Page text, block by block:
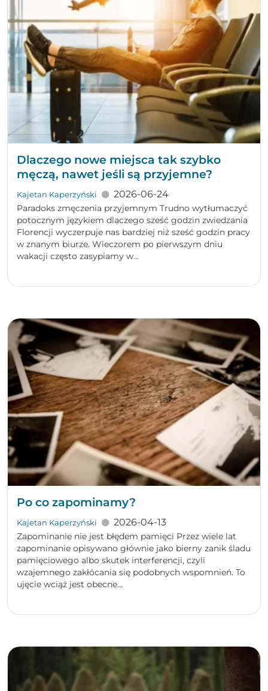
Dlaczego nowe miejsca tak szybko
męczą, nawet jeśli są przyjemne?
Kajetan Kaperzyński 2026-06-24
Paradoks zmęczenia przyjemnym Trudno wytłumaczyć
potocznym językiem dlaczego sześć godzin zwiedzania
Florencji wyczerpuje nas bardziej niż sześć godzin pracy
w znanym biurze. Wieczorem po pierwszym dniu
wakacji często zasypiamy w...
Po co zapominamy?
Kajetan Kaperzyński 2026-04-13
Zapominanie nie jest błędem pamięci Przez wiele lat
zapominanie opisywano głównie jako bierny zanik śladu
pamięciowego albo skutek interferencji, czyli
wzajemnego zakłócania się podobnych wspomnień. To
ujęcie wciąż jest obecne...